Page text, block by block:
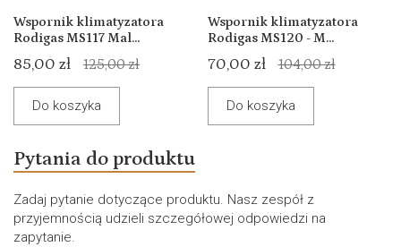
Wspornik klimatyzatora
Rodigas MS117 Mal...
85,00 zł 125,00 zł
Do koszyka
Wspornik klimatyzatora
Rodigas MS120 - M...
70,00 zł 104,00 zł
Do koszyka
Pytania do produktu
Zadaj pytanie dotyczące produktu. Nasz zespół z
przyjemnością udzieli szczegółowej odpowiedzi na
zapytanie.